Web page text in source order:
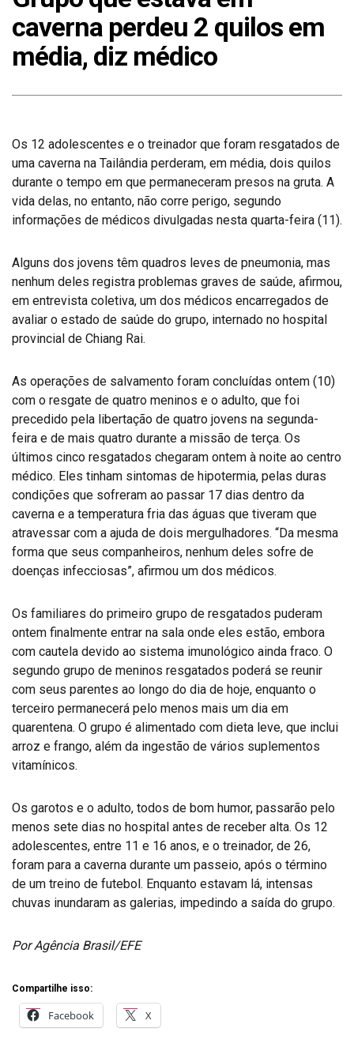
caverna perdeu 2 quilos em
média, diz médico
Os 12 adolescentes e o treinador que foram resgatados de
uma caverna na Tailândia perderam, em média, dois quilos
durante o tempo em que permaneceram presos na gruta. A
vida delas, no entanto, não corre perigo, segundo
informações de médicos divulgadas nesta quarta-feira (11).
Alguns dos jovens têm quadros leves de pneumonia, mas
nenhum deles registra problemas graves de saúde, afirmou,
em entrevista coletiva, um dos médicos encarregados de
avaliar o estado de saúde do grupo, internado no hospital
provincial de Chiang Rai.
As operações de salvamento foram concluídas ontem (10)
com o resgate de quatro meninos e o adulto, que foi
precedido pela libertação de quatro jovens na segunda-
feira e de mais quatro durante a missão de terça. Os
últimos cinco resgatados chegaram ontem à noite ao centro
médico. Eles tinham sintomas de hipotermia, pelas duras
condições que sofreram ao passar 17 dias dentro da
caverna e a temperatura fria das águas que tiveram que
atravessar com a ajuda de dois mergulhadores. “Da mesma
forma que seus companheiros, nenhum deles sofre de
doenças infecciosas”, afirmou um dos médicos.
Os familiares do primeiro grupo de resgatados puderam
ontem finalmente entrar na sala onde eles estão, embora
com cautela devido ao sistema imunológico ainda fraco. O
segundo grupo de meninos resgatados poderá se reunir
com seus parentes ao longo do dia de hoje, enquanto o
terceiro permanecerá pelo menos mais um dia em
quarentena. O grupo é alimentado com dieta leve, que inclui
arroz e frango, além da ingestão de vários suplementos
vitamínicos.
Os garotos e o adulto, todos de bom humor, passarão pelo
menos sete dias no hospital antes de receber alta. Os 12
adolescentes, entre 11 e 16 anos, e o treinador, de 26,
foram para a caverna durante um passeio, após o término
de um treino de futebol. Enquanto estavam lá, intensas
chuvas inundaram as galerias, impedindo a saída do grupo.
Por Agência Brasil/EFE
Compartilhe isso:
Facebook X